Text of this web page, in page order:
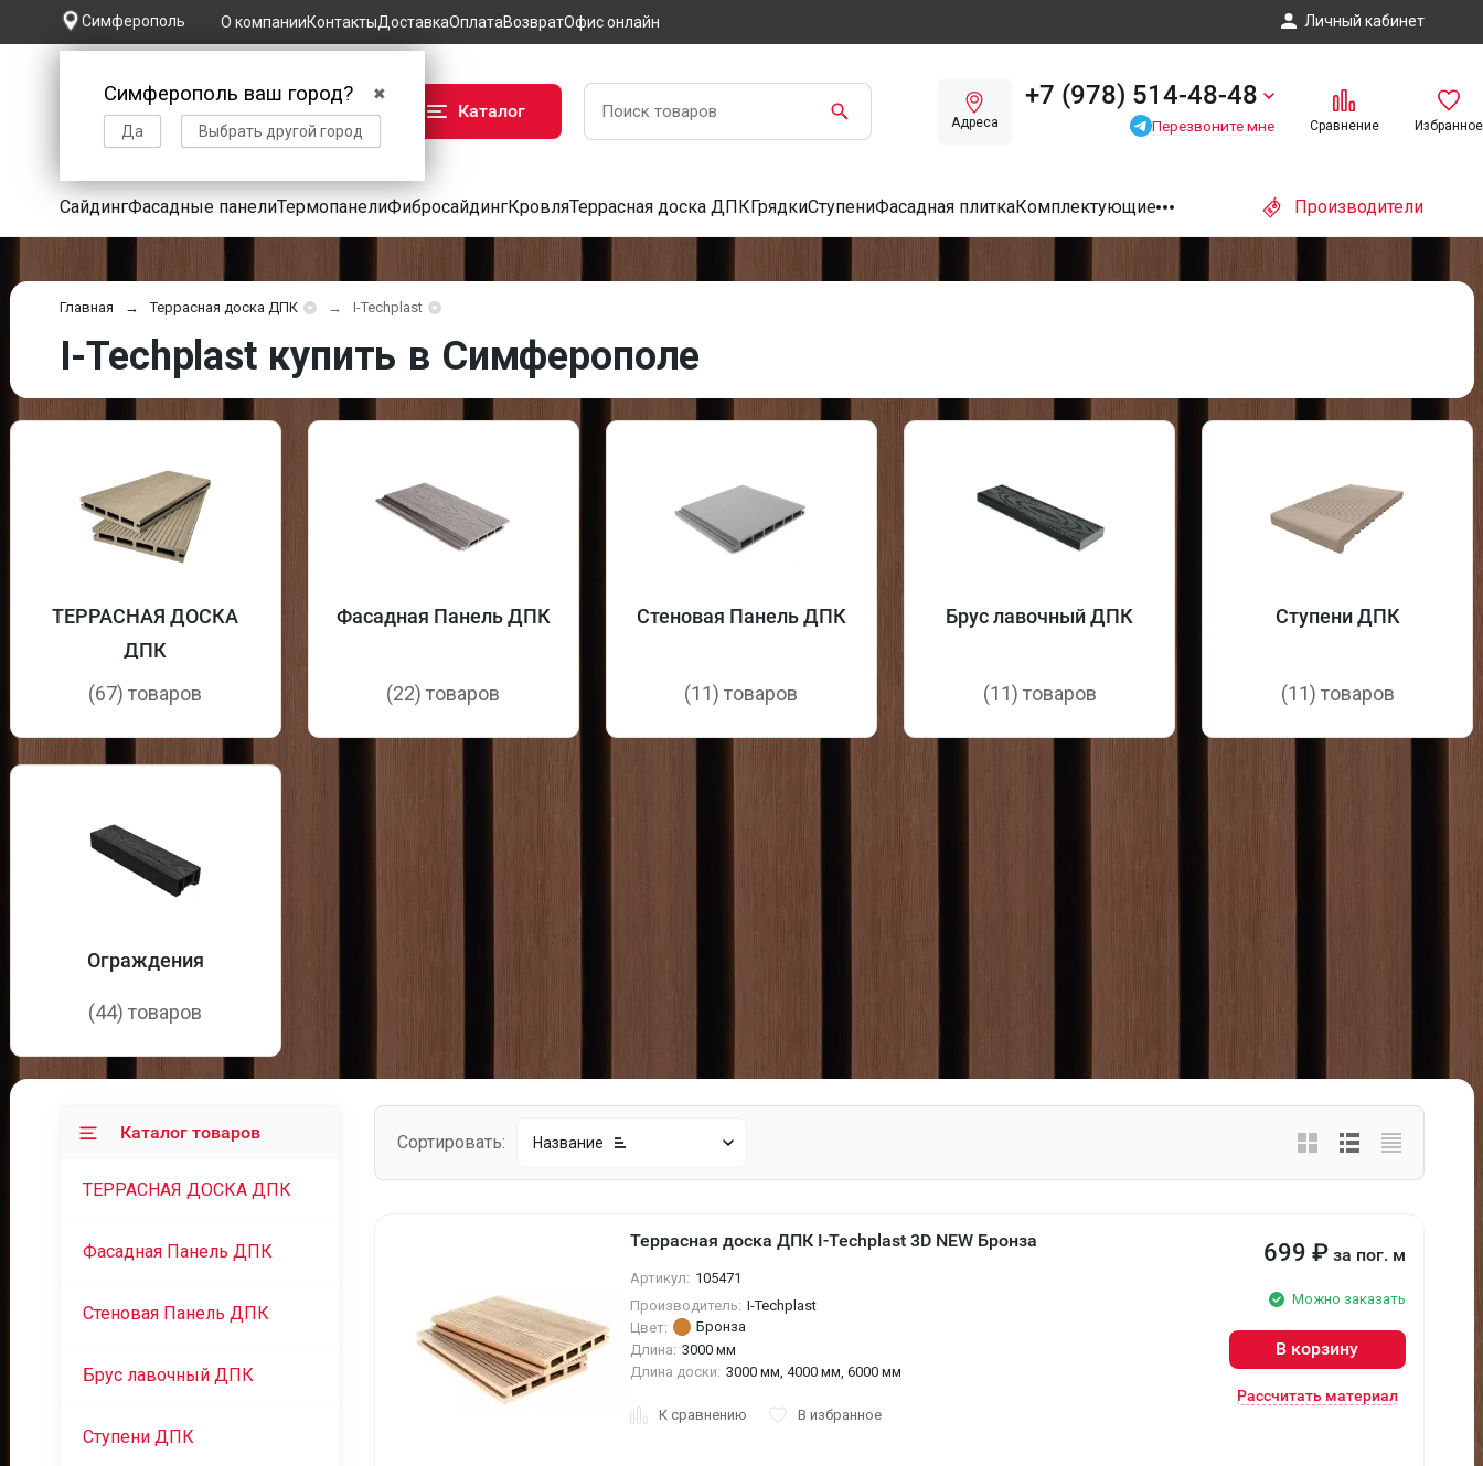
Симферополь
✖
Симферополь ваш город?
Да Выбрать другой город
О компанииКонтактыДоставкаОплатаВозвратОфис онлайн Личный кабинет
Каталог
Адреса
+7 (978) 514-48-48
Перезвоните мне Сравнение Избранное
СайдингФасадные панелиТермопанелиФибросайдингКровляТеррасная доска ДПКГрядкиСтупениФасадная плиткаКомплектующие Производители
Главная Террасная доска ДПК I-Techplast
I-Techplast купить в Симферополe
ТЕРРАСНАЯ ДОСКА
ДПК
(67) товаров
Фасадная Панель ДПК
(22) товаров
Cтеновая Панель ДПК
(11) товаров
Брус лавочный ДПК
(11) товаров
Ступени ДПК
(11) товаров
Ограждения
(44) товаров
Сортировать: Название
Террасная доска ДПК I-Techplast 3D NEW Бронза
Артикул: 105471
Производитель: I-Techplast
Цвет:
Бронза
Длина: 3000 мм
Длина доски: 3000 мм, 4000 мм, 6000 мм
К сравнению В избранное
699 ₽ за пог. м
Можно заказать
В корзину
Рассчитать материал
Каталог товаров
ТЕРРАСНАЯ ДОСКА ДПК
Фасадная Панель ДПК
Cтеновая Панель ДПК
Брус лавочный ДПК
Ступени ДПК